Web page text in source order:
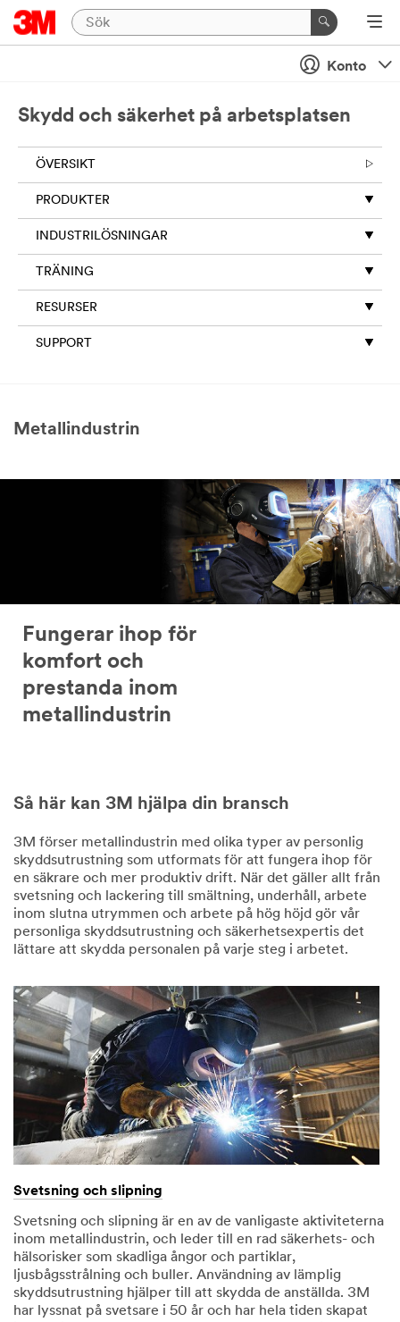
Konto
Skydd och säkerhet på arbetsplatsen
ÖVERSIKT
PRODUKTER
INDUSTRILÖSNINGAR
TRÄNING
RESURSER
SUPPORT
Metallindustrin
Fungerar ihop för
komfort och
prestanda inom
metallindustrin
Så här kan 3M hjälpa din bransch
3M förser metallindustrin med olika typer av personlig
skyddsutrustning som utformats för att fungera ihop för
en säkrare och mer produktiv drift. När det gäller allt från
svetsning och lackering till smältning, underhåll, arbete
inom slutna utrymmen och arbete på hög höjd gör vår
personliga skyddsutrustning och säkerhetsexpertis det
lättare att skydda personalen på varje steg i arbetet.
Svetsning och slipning
Svetsning och slipning är en av de vanligaste aktiviteterna
inom metallindustrin, och leder till en rad säkerhets- och
hälsorisker som skadliga ångor och partiklar,
ljusbågsstrålning och buller. Användning av lämplig
skyddsutrustning hjälper till att skydda de anställda. 3M
har lyssnat på svetsare i 50 år och har hela tiden skapat